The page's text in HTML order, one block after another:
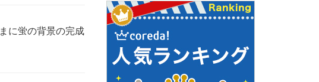
に蛍の背景の完成